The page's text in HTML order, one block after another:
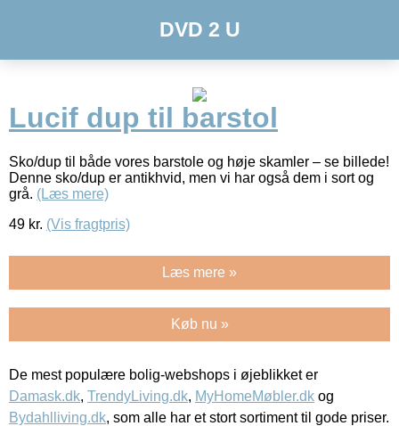
DVD 2 U
Lucif dup til barstol
Sko/dup til både vores barstole og høje skamler – se billede!
Denne sko/dup er antikhvid, men vi har også dem i sort og
grå. (Læs mere)
49 kr. (Vis fragtpris)
Læs mere »
Køb nu »
De mest populære bolig-webshops i øjeblikket er
Damask.dk, TrendyLiving.dk, MyHomeMøbler.dk og
Bydahlliving.dk, som alle har et stort sortiment til gode priser.